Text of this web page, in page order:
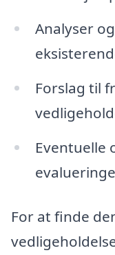
Analyser
Forslag til
Eventuelle
For at finde